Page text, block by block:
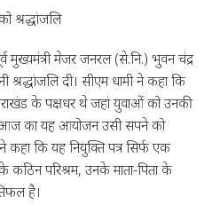
श्रद्धांजलि
मुख्यमंत्री मेजर जनरल (से.नि.) भुवन चंद्र
दी। सीएम धामी ने कहा कि
के पक्षधर थे जहां युवाओं को उनकी
आज का यह आयोजन उसी सपने को
कहा कि यह नियुक्ति पत्र सिर्फ एक
कठिन परिश्रम, उनके माता-पिता के
है।